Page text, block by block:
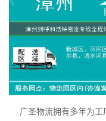
广圣物流拥有多年为工